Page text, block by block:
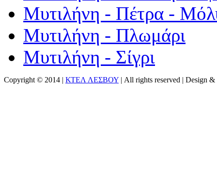
Μυτιλήνη - Πέτρα -
Μυτιλήνη - Πλωμάρι
Μυτιλήνη - Σίγρι
Copyright © 2014 | ΚΤΕΛ ΛΕΣΒΟΥ | All rights reserved | Design &